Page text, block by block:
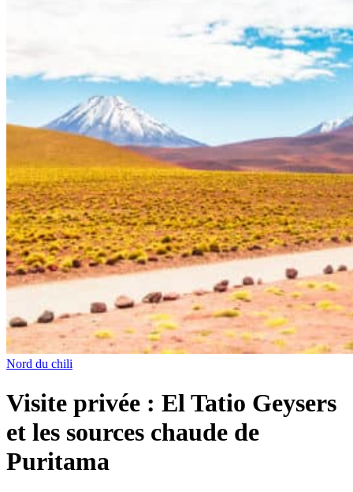
Nord du chili
Visite privée : El Tatio Geysers
et les sources chaude de
Puritama